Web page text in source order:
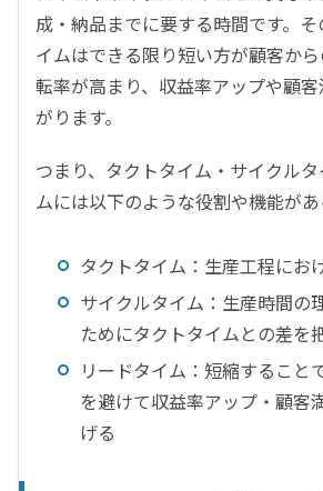
成・納品までに要する時間です。
イムはできる限り短い方が顧客か
転率が高まり、収益率アップや顧
がります。
つまり、タクトタイム・サイクル
ムには以下のような役割や機能があ
タクトタイム：生産工程にお
サイクルタイム：生産時間の
ためにタクトタイムとの差を
リードタイム：短縮すること
を避けて収益率アップ・顧客
げる